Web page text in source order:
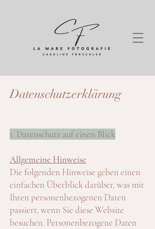
Datenschutzerklärung
1. Datenschutz auf einen Blick
Allgemeine Hinweise
Die folgenden Hinweise geben einen
einfachen Überblick darüber, was mit
Ihren personenbezogenen Daten
passiert, wenn Sie diese Website
besuchen. Personenbezogene Daten